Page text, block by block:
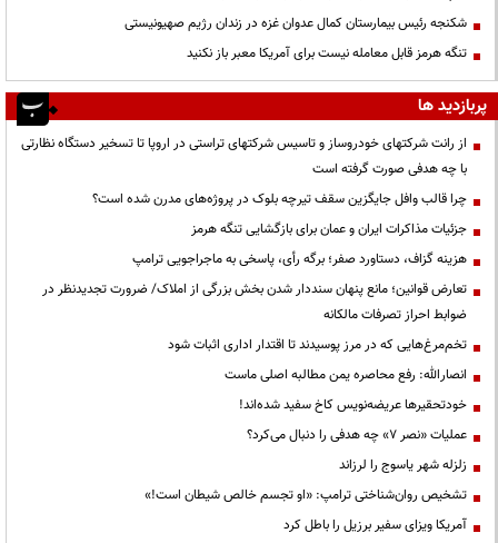
شکنجه رئیس بیمارستان کمال عدوان غزه در زندان رژیم صهیونیستی
تنگه هرمز قابل معامله نیست برای آمریکا معبر باز نکنید
پربازدید ها
از رانت‌ شرکتهای خودروساز و تاسیس شرکتهای تراستی در اروپا تا تسخیر دستگاه نظارتی
با چه هدفی صورت گرفته است
چرا قالب وافل جایگزین سقف تیرچه بلوک در پروژه‌های مدرن شده است؟
جزئیات مذاکرات ایران و عمان برای بازگشایی تنگه هرمز
هزینه گزاف، دستاورد صفر؛ برگه رأی، پاسخی به ماجراجویی ترامپ
تعارض قوانین؛ مانع پنهان سنددار شدن بخش بزرگی از املاک/ ضرورت تجدیدنظر در
ضوابط احراز تصرفات مالکانه
تخم‌مرغ‌هایی که در مرز پوسیدند تا اقتدار اداری اثبات شود
انصارالله: رفع محاصره یمن مطالبه اصلی ماست
خودتحقیرها عریضه‌نویس کاخ سفید شده‌اند!
عملیات «نصر ۷» چه هدفی را دنبال می‌کرد؟
زلزله شهر یاسوج را لرزاند
تشخیص روان‌شناختی ترامپ: «او تجسم خالص شیطان است!»
آمریکا ویزای سفیر برزیل را باطل کرد